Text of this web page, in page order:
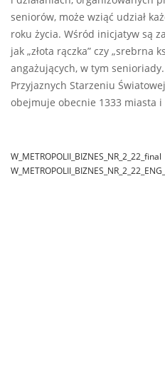
seniorów, może wziąć udział
roku życia. Wśród inicjatyw są
jak „złota rączka” czy „srebrna
angażujących, w tym
Przyjaznych Starzeniu
obejmuje obecnie 1333 miasta i
W_METROPOLII_BIZNES_NR_2_22_final